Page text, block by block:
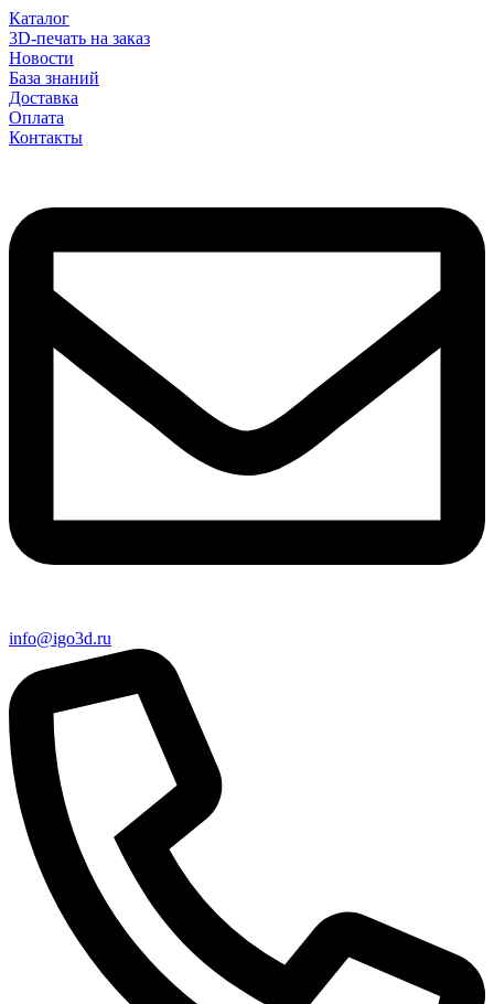
Каталог
3D-печать на заказ
Новости
База знаний
Доставка
Оплата
Контакты
info@igo3d.ru